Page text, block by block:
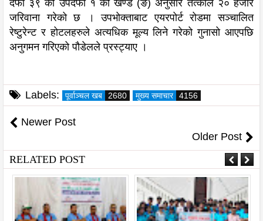
दफा ३९ को उपदफा १ को खण्ड (ङ) अनुसार तत्काल २० हजार
जरिवाना गरेको छ । उपभोक्ताबाट एयरपोर्ट रोडमा सञ्चालित
रेष्टुरेन्ट र होटलहरुले अत्यधिक मूल्य लिने गरेको गुनासो आएपछि
अनुगमन गरिएको पौडेलले प्रस्ट्याए ।
Labels: पूर्वाञ्चल खब 2680 मुख्य समाचार 4156
Newer Post
Older Post
RELATED POST